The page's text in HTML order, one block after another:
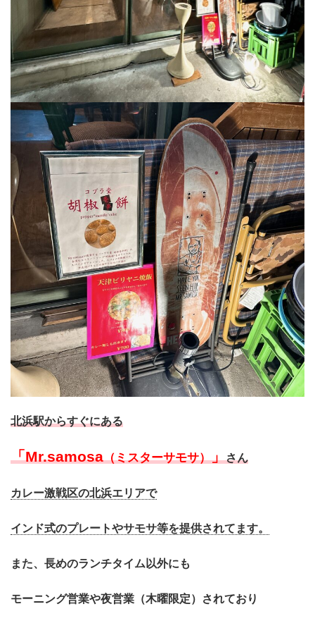
北浜駅からすぐにある
「Mr.samosa（ミスターサモサ） 」 さん
カレー激戦区の北浜エリアで
インド式のプレートやサモサ等を提供されてます。
また、長めのランチタイム以外にも
モーニング営業や夜営業（木曜限定）されており